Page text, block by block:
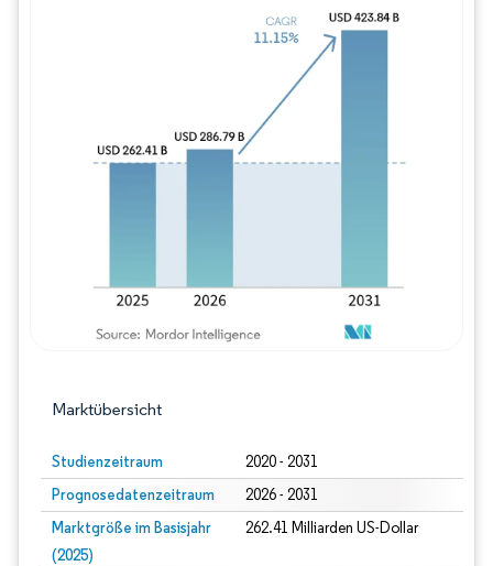
Marktübersicht
Studienzeitraum 2020 - 2031
Prognosedatenzeitraum 2026 - 2031
Marktgröße im Basisjahr
(2025)
262.41 Milliarden US-Dollar
Bild © Mordor Intelligence.